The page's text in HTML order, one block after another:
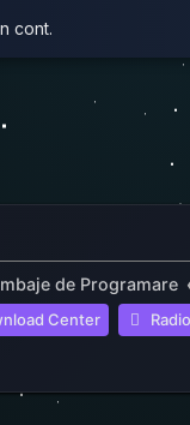
cont.
de Programare
Center